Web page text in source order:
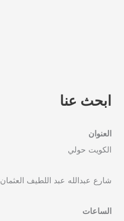
ابحث عنا
العنوان
الكويت حولي
شارع عبدالله عبد اللطيف العثمان
الساعات